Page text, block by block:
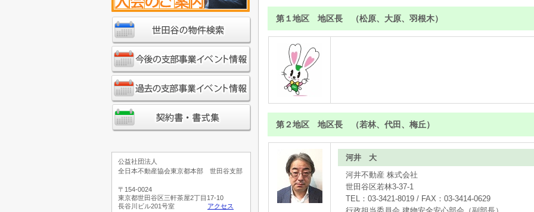
公益社団法人
全日本不動産協会東京都本部 世田谷支部
〒154-0024
東京都世田谷区三軒茶屋2丁目17-10
長谷川ビル201号室 アクセス
第１地区 地区長 （松原、大原、羽根木）
第２地区 地区長 （若林、代田、梅丘）
河井 大
河井不動産 株式会社
世田谷区若林3-37-1
TEL：03-3421-8019 / FAX：03-3414-0629